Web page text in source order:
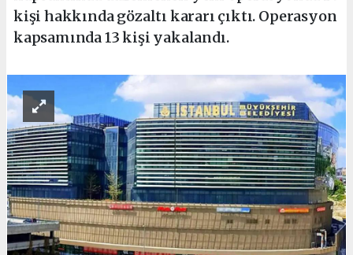
kişi hakkında gözaltı kararı çıktı. Operasyon
kapsamında 13 kişi yakalandı.